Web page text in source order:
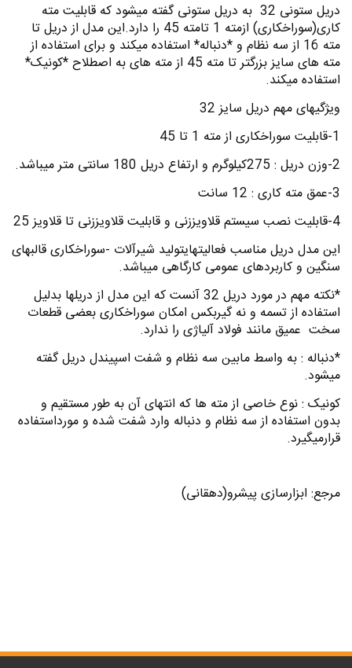
دریل ستونی 32 به دریل ستونی گفته میشود که قابلیت مته
کاری(سوراخکاری) ازمته 1 تامته 45 را دارد.این مدل از دریل تا
مته 16 از سه نظام و *دنباله* استفاده میکند و برای استفاده از
مته های سایز بزرگتر تا مته 45 از مته های به اصطلاح *کونیک*
استفاده میکند.
ویژگیهای مهم دریل سایز 32
1-قابلیت سوراخکاری از مته 1 تا 45
2-وزن دریل : 275کیلوگرم و ارتفاع دریل 180 سانتی متر میباشد.
3-عمق مته کاری : 12 سانت
4-قابلیت نصب سیستم قلاویززنی و قابلیت قلاویززنی تا قلاویز 25
این مدل دریل مناسب فعالیتهایتولید شیرآلات -سوراخکاری قالبهای
سنگین و کاربردهای عمومی کارگاهی میباشد.
*نکته مهم در مورد دریل 32 آنست که این مدل از دریلها بدلیل
استفاده از تسمه و نه گیربکس امکان سوراخکاری بعضی قطعات
سخت عمیق مانند فولاد آلیاژی را ندارد.
*دنباله : به واسط مابین سه نظام و شفت اسپیندل دریل گفته
میشود.
کونیک : نوع خاصی از مته ها که انتهای آن به طور مستقیم و
بدون استفاده از سه نظام و دنباله وارد شفت شده و مورداستفاده
قرارمیگیرد.
مرجع: ابزارسازی پیشرو(دهقانی)